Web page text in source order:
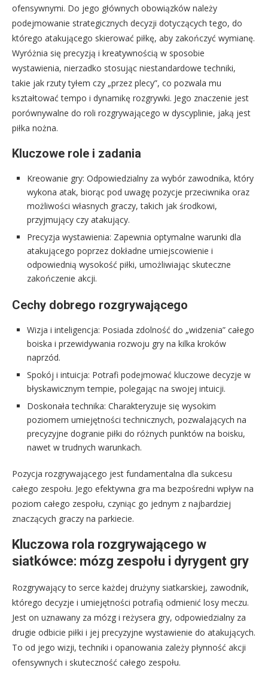
ofensywnymi. Do jego głównych obowiązków należy
podejmowanie strategicznych decyzji dotyczących tego, do
którego atakującego skierować piłkę, aby zakończyć wymianę.
Wyróżnia się precyzją i kreatywnością w sposobie
wystawienia, nierzadko stosując niestandardowe techniki,
takie jak rzuty tyłem czy „przez plecy”, co pozwala mu
kształtować tempo i dynamikę rozgrywki. Jego znaczenie jest
porównywalne do roli rozgrywającego w dyscyplinie, jaką jest
piłka nożna.
Kluczowe role i zadania
Kreowanie gry: Odpowiedzialny za wybór zawodnika, który
wykona atak, biorąc pod uwagę pozycje przeciwnika oraz
możliwości własnych graczy, takich jak środkowi,
przyjmujący czy atakujący.
Precyzja wystawienia: Zapewnia optymalne warunki dla
atakującego poprzez dokładne umiejscowienie i
odpowiednią wysokość piłki, umożliwiając skuteczne
zakończenie akcji.
Cechy dobrego rozgrywającego
Wizja i inteligencja: Posiada zdolność do „widzenia” całego
boiska i przewidywania rozwoju gry na kilka kroków
naprzód.
Spokój i intuicja: Potrafi podejmować kluczowe decyzje w
błyskawicznym tempie, polegając na swojej intuicji.
Doskonała technika: Charakteryzuje się wysokim
poziomem umiejętności technicznych, pozwalających na
precyzyjne dogranie piłki do różnych punktów na boisku,
nawet w trudnych warunkach.
Pozycja rozgrywającego jest fundamentalna dla sukcesu
całego zespołu. Jego efektywna gra ma bezpośredni wpływ na
poziom całego zespołu, czyniąc go jednym z najbardziej
znaczących graczy na parkiecie.
Kluczowa rola rozgrywającego w
siatkówce: mózg zespołu i dyrygent gry
Rozgrywający to serce każdej drużyny siatkarskiej, zawodnik,
którego decyzje i umiejętności potrafią odmienić losy meczu.
Jest on uznawany za mózg i reżysera gry, odpowiedzialny za
drugie odbicie piłki i jej precyzyjne wystawienie do atakujących.
To od jego wizji, techniki i opanowania zależy płynność akcji
ofensywnych i skuteczność całego zespołu.